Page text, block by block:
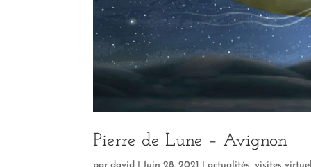
Pierre de Lune – Avignon